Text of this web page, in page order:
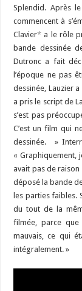
Splendid. Après
commencent à
Clavier* a le rôle
bande dessinée
Dutronc a fait
l’époque ne pas
dessinée, Lauzier
a pris le script de
s’est pas
C’est un film qui
dessinée. »
« Graphiquement,
avait pas de raison
déposé la bande
les parties faibles.
du tout de la
filmée, parce
mauvais, ce qui
intégralement. »